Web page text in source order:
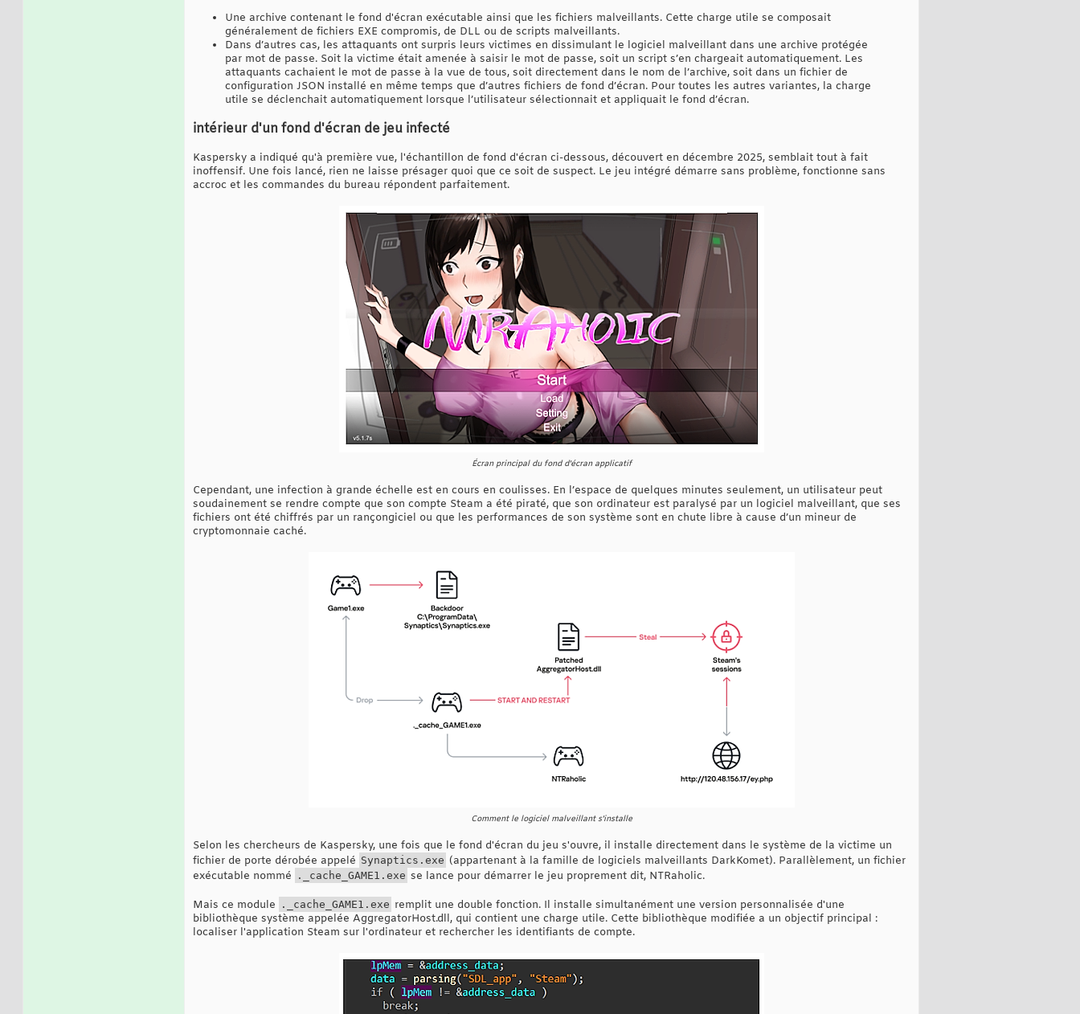
Une archive contenant le fond d'écran exécutable ainsi que les fichiers malveillants. Cette charge utile se composait
généralement de fichiers EXE compromis, de DLL ou de scripts malveillants.
Dans d’autres cas, les attaquants ont surpris leurs victimes en dissimulant le logiciel malveillant dans une archive protégée
par mot de passe. Soit la victime était amenée à saisir le mot de passe, soit un script s’en chargeait automatiquement. Les
attaquants cachaient le mot de passe à la vue de tous, soit directement dans le nom de l’archive, soit dans un fichier de
configuration JSON installé en même temps que d’autres fichiers de fond d’écran. Pour toutes les autres variantes, la charge
utile se déclenchait automatiquement lorsque l’utilisateur sélectionnait et appliquait le fond d’écran.
intérieur d'un fond d'écran de jeu infecté
Kaspersky a indiqué qu'à première vue, l'échantillon de fond d'écran ci-dessous, découvert en décembre 2025, semblait tout à fait
inoffensif. Une fois lancé, rien ne laisse présager quoi que ce soit de suspect. Le jeu intégré démarre sans problème, fonctionne sans
accroc et les commandes du bureau répondent parfaitement.
Écran principal du fond d'écran applicatif
Cependant, une infection à grande échelle est en cours en coulisses. En l’espace de quelques minutes seulement, un utilisateur peut
soudainement se rendre compte que son compte Steam a été piraté, que son ordinateur est paralysé par un logiciel malveillant, que ses
fichiers ont été chiffrés par un rançongiciel ou que les performances de son système sont en chute libre à cause d’un mineur de
cryptomonnaie caché.
Comment le logiciel malveillant s'installe
Selon les chercheurs de Kaspersky, une fois que le fond d'écran du jeu s'ouvre, il installe directement dans le système de la victime un
fichier de porte dérobée appelé Synaptics.exe (appartenant à la famille de logiciels malveillants DarkKomet). Parallèlement, un fichier
exécutable nommé
._cache_GAME1.exe se lance pour démarrer le jeu proprement dit, NTRaholic.
Mais ce module ._cache_GAME1.exe remplit une double fonction. Il installe simultanément une version personnalisée d'une
bibliothèque système appelée AggregatorHost.dll, qui contient une charge utile. Cette bibliothèque modifiée a un objectif principal :
localiser l'application Steam sur l'ordinateur et rechercher les identifiants de compte.